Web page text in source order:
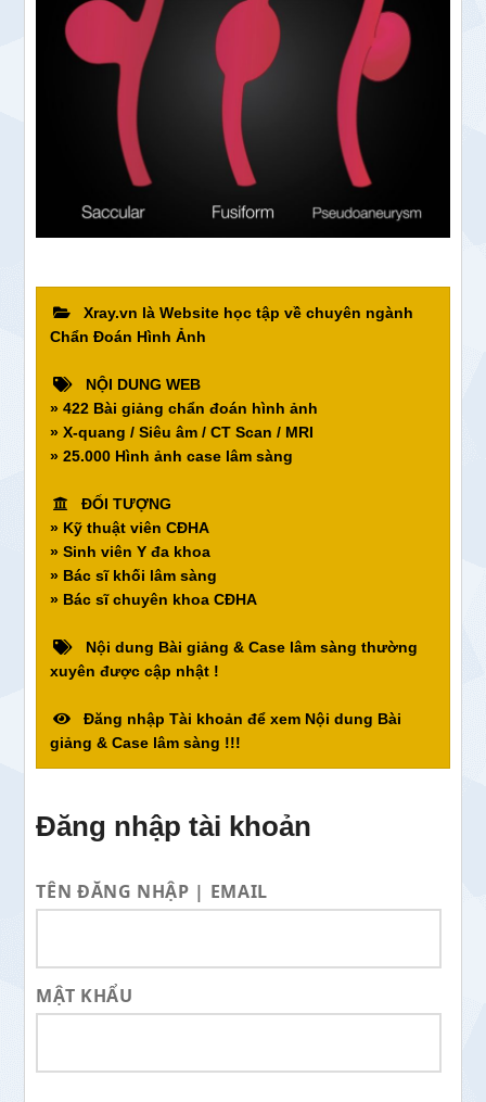
Xray.vn là Website học tập về chuyên ngành
Chẩn Đoán Hình Ảnh
NỘI DUNG WEB
» 422 Bài giảng chẩn đoán hình ảnh
» X-quang / Siêu âm / CT Scan / MRI
» 25.000 Hình ảnh case lâm sàng
ĐỐI TƯỢNG
» Kỹ thuật viên CĐHA
» Sinh viên Y đa khoa
» Bác sĩ khối lâm sàng
» Bác sĩ chuyên khoa CĐHA
Nội dung Bài giảng & Case lâm sàng thường
xuyên được cập nhật !
Đăng nhập Tài khoản để xem Nội dung Bài
giảng & Case lâm sàng !!!
Đăng nhập tài khoản
TÊN ĐĂNG NHẬP | EMAIL
MẬT KHẨU